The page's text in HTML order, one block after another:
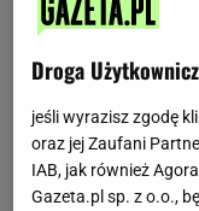
Droga
jeśli wyrazisz zgodę
oraz jej Zaufani
IAB, jak również
Gazeta.pl sp. z o.o.,